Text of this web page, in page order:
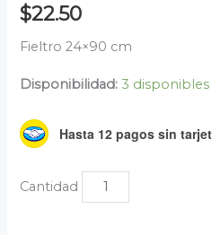
$22.50
Fieltro 24×90 cm
Disponibilidad: 3 disponibles
Hasta 12 pagos sin